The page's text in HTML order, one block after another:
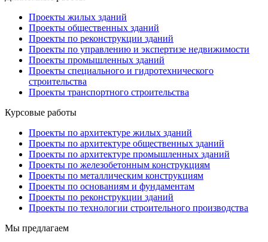
Проекты жилых зданий
Проекты общественных зданий
Проекты по реконструкции зданий
Проекты по управлению и экспертизе недвижимости
Проекты промышленных зданий
Проекты специального и гидротехнического
строительства
Проекты транспортного строительства
Курсовые работы
Проекты по архитектуре жилых зданий
Проекты по архитектуре общественных зданий
Проекты по архитектуре промышленных зданий
Проекты по железобетонным конструкциям
Проекты по металлическим конструкциям
Проекты по основаниям и фундаментам
Проекты по реконструкции зданий
Проекты по технологии строительного производства
Мы предлагаем